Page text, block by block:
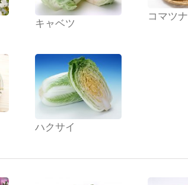
キャベツ
コマツナ
ハクサイ